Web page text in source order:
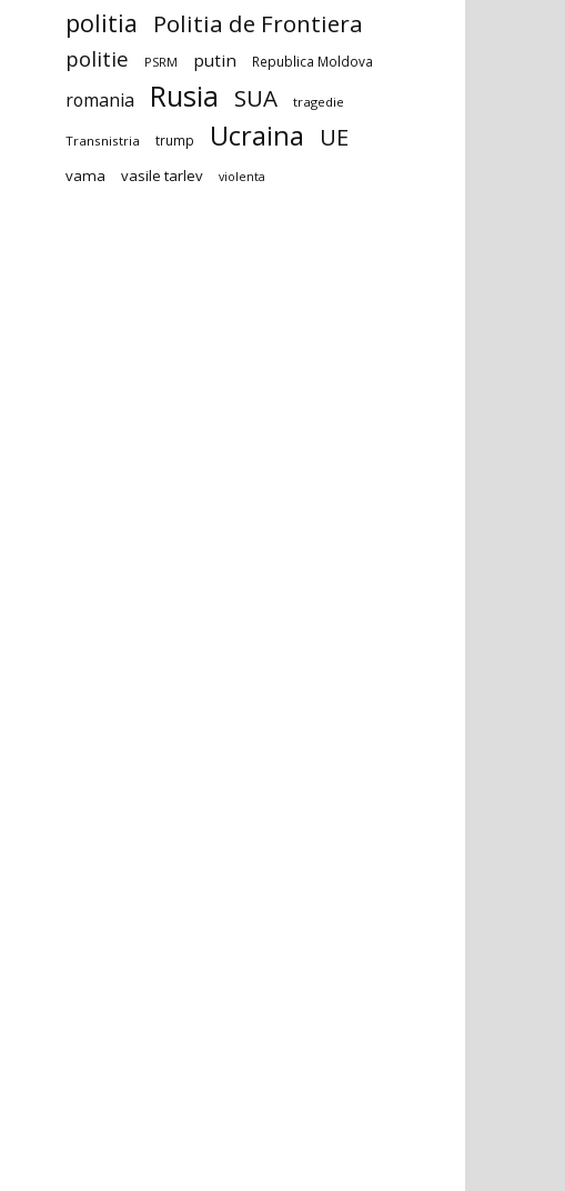
politia Politia de Frontiera
politie PSRM putin Republica Moldova
romania Rusia SUA tragedie
Transnistria trump Ucraina UE
vama vasile tarlev violenta